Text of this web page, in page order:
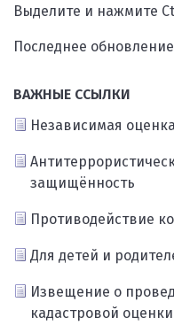
Выделите и нажмите
Последнее
ВАЖНЫЕ ССЫЛКИ
Независимая
защищённость
Противодействие
Для детей и
Извещение о
кадастровой